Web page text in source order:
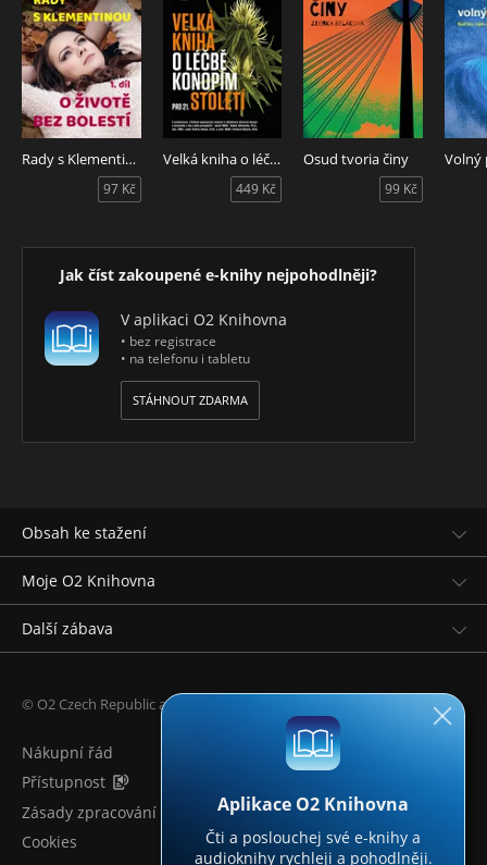
Rady s Klementinou
97 Kč
Velká kniha o léčbě konopím pro 21. století
449 Kč
Osud tvoria činy
99 Kč
Jak číst zakoupené e-knihy nejpohodlněji?
V aplikaci O2 Knihovna
• bez registrace
• na telefonu i tabletu
STÁHNOUT ZDARMA
Obsah ke stažení
Moje O2 Knihovna
Další zábava
© O2 Czech Republic a.s.
Nákupní řád
Přístupnost
Zásady zpracování osobních údajů
Cookies
Aplikace O2 Knihovna
Čti a poslouchej své e-knihy a
audioknihy rychleji a pohodlněji.